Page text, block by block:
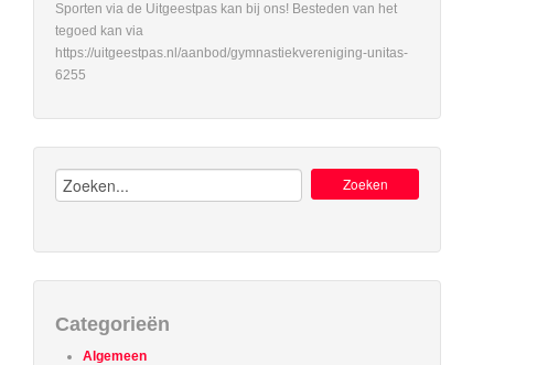
Sporten via de Uitgeestpas kan bij ons! Besteden van het
tegoed kan via
https://uitgeestpas.nl/aanbod/gymnastiekvereniging-unitas-
6255
Zoeken:
Categorieën
Algemeen